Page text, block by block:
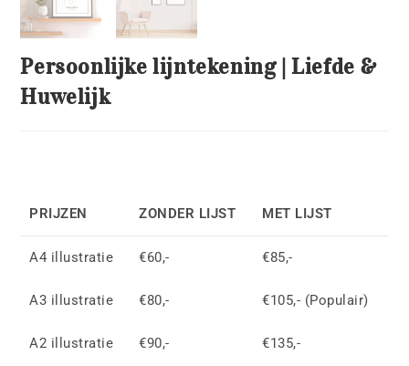
Persoonlijke lijntekening | Liefde &
Huwelijk
PRIJZEN ZONDER LIJST MET LIJST
A4 illustratie €60,- €85,-
A3 illustratie €80,- €105,- (Populair)
A2 illustratie €90,- €135,-